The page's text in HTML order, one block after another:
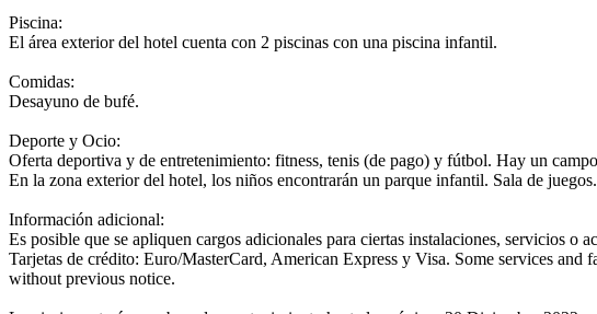
Piscina:
El área exterior del hotel cuenta con 2 piscinas con una piscina infantil.
Comidas:
Desayuno de bufé.
Deporte y Ocio:
Oferta deportiva y de entretenimiento: fitness, tenis (de pago) y fútbol. Hay un
En la zona exterior del hotel, los niños encontrarán un parque infantil. Sala de juegos.
Información adicional:
Es posible que se apliquen cargos adicionales para ciertas instalaciones, servicios
Tarjetas de crédito: Euro/MasterCard, American Express y Visa. Some services
without previous notice.